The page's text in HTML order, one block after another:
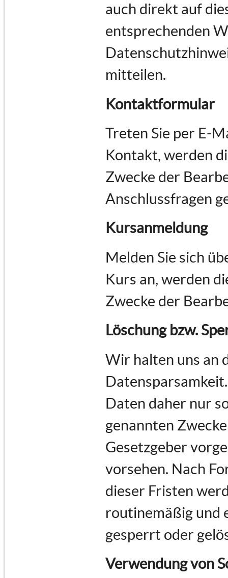
auch direkt auf
entsprechenden
mitteilen.
Kontaktformular
Treten Sie per E-
Kontakt, werden
Zwecke der
Anschlussfragen
Kursanmeldung
Melden Sie sich
Kurs an, werden
Zwecke der
Löschung bzw.
Wir halten uns an
Daten daher nur
genannten
Gesetzgeber
vorsehen. Nach
dieser Fristen
routinemäßig und
gesperrt oder
Verwendung von